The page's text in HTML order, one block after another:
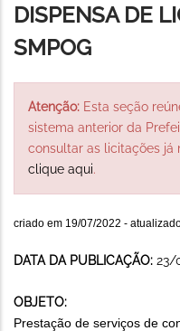
navegação
DISPENSA DE
SMPOG
Atenção: Esta seção
sistema anterior da
consultar as licitações já
clique aqui.
criado em 19/07/2022 -
DATA DA PUBLICAÇÃO: 23/
OBJETO:
Prestação de serviços de